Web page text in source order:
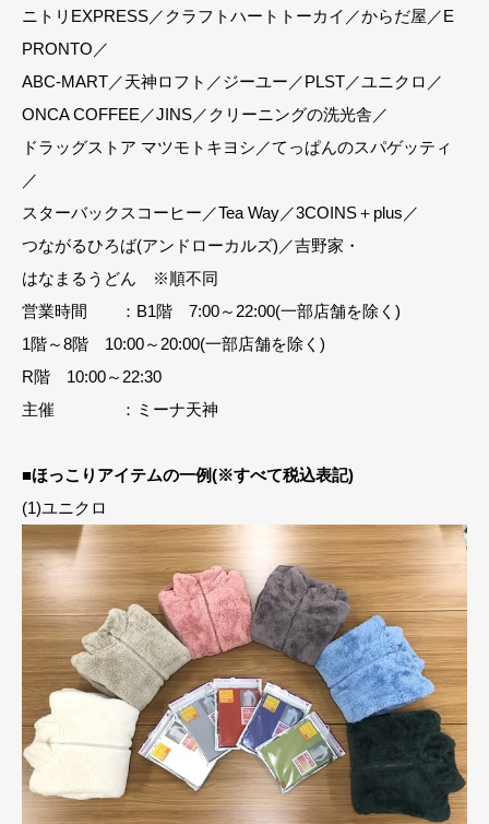
ニトリEXPRESS／クラフトハートトーカイ／からだ屋／E
PRONTO／
ABC-MART／天神ロフト／ジーユー／PLST／ユニクロ／
ONCA COFFEE／JINS／クリーニングの洗光舎／
ドラッグストア マツモトキヨシ／てっぱんのスパゲッティ
／
スターバックスコーヒー／Tea Way／3COINS＋plus／
つながるひろば(アンドローカルズ)／吉野家・
はなまるうどん ※順不同
営業時間 ：B1階 7:00～22:00(一部店舗を除く)
1階～8階 10:00～20:00(一部店舗を除く)
R階 10:00～22:30
主催 ：ミーナ天神
■ほっこりアイテムの一例(※すべて税込表記)
(1)ユニクロ